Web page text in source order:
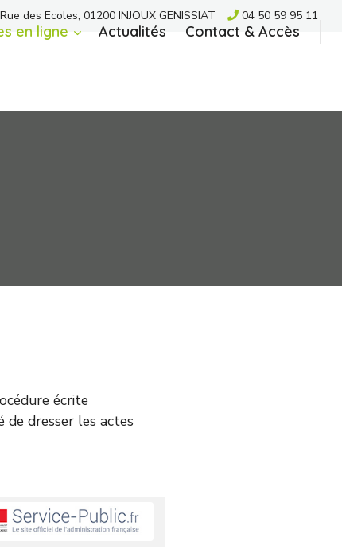
des Ecoles, 01200 INJOUX GENISSIAT 04 50 59 95 11
en ligne Actualités Contact & Accès
écrite
de dresser les actes